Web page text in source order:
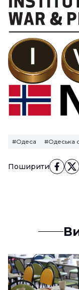
Поширити
#Одеса #Одеська